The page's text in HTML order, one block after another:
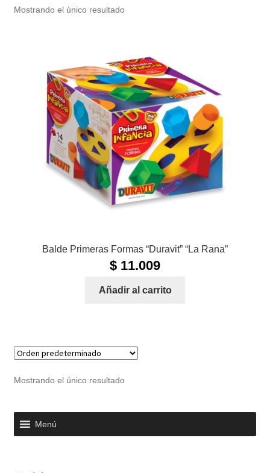
Retirando en Roca Negra
Sobre el Portal
Sugerencias y consultas
Cómo Comprar?
Mostrando el único resultado
Balde Primeras Formas “Duravit” “La Rana”
$ 11.009
Añadir al carrito
Mostrando el único resultado
Menú